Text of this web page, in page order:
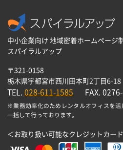
中小企業向け 地域密着ホームページ
スパイラルアップ
〒321-0158
栃木県宇都宮市西川田本町2丁目6-18
TEL.028-611-1585 FAX.
※業務効率化のためレンタルオフィスを
一括して行っております。
＜お取り扱い可能なクレジットカー